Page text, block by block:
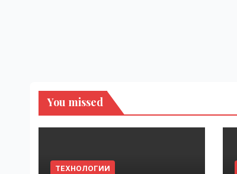
You missed
ТЕХНОЛОГИИ